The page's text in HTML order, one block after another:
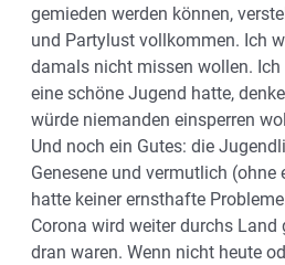
gemieden werden können,
und Partylust vollkommen. Ich
damals nicht missen wollen.
eine schöne Jugend hatte,
würde niemanden einsperren
Und noch ein Gutes: die
Genesene und vermutlich (ohne
hatte keiner ernsthafte
Corona wird weiter durchs Land
dran waren. Wenn nicht heute